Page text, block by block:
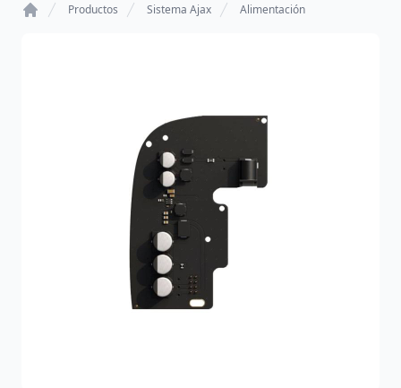
Productos Sistema Ajax Alimentación